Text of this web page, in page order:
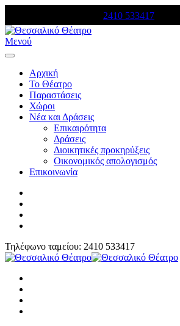
2410 533417
Μενού
Αρχική
Το Θέατρο
Παραστάσεις
Χώροι
Νέα και Δράσεις
Επικαιρότητα
Δράσεις
Διοικητικές προκηρύξεις
Οικονομικός απολογισμός
Επικοινωνία
Τηλέφωνο ταμείου: 2410 533417